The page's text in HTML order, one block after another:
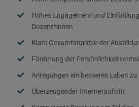
Hohes Engagement und
Dozent*innen
Klare Gesamtsturktur der
Förderung der
Anregungen ein besseres Leben
Überzeugender Internetauftritt